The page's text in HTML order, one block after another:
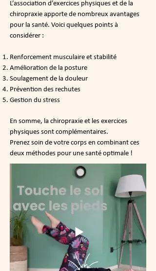
L’association d’exercices physiques et de la
chiropraxie apporte de nombreux avantages
pour la santé. Voici quelques points à
considérer :
Renforcement musculaire et stabilité
Amélioration de la posture
Soulagement de la douleur
Prévention des rechutes
Gestion du stress
En somme, la chiropraxie et les exercices
physiques sont complémentaires.
Prenez soin de votre corps en combinant ces
deux méthodes pour une santé optimale !